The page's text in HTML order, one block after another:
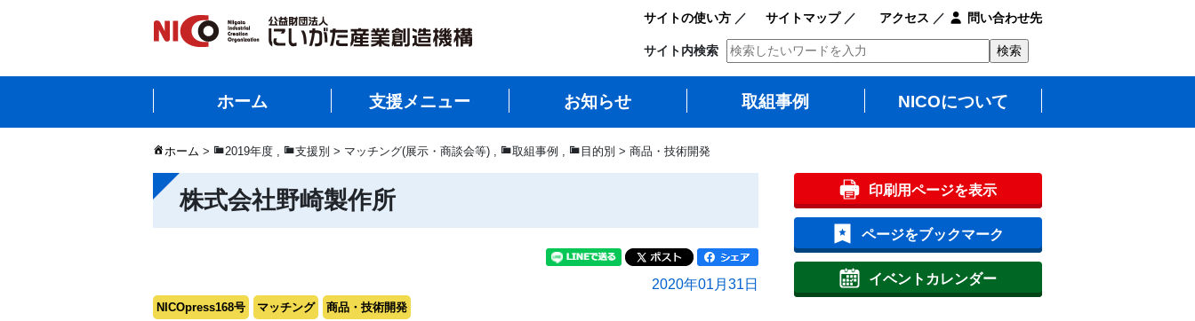
サイトの使い方／ サイトマップ／ アクセス ／ 問い合わせ先
サイト内検索
ホーム 支援メニュー お知らせ 取組事例 NICOについて
ホーム > 2019年度 , 支援別 > マッチング(展示・商談会等) , 取組事例 , 目的別 > 商品・技術開発
株式会社野崎製作所
2020年01月31日
NICOpress168号 マッチング 商品・技術開発
印刷用ページを表示
ページをブックマーク
イベントカレンダー